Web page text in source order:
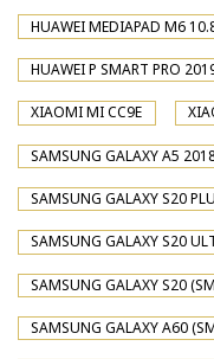
HUAWEI MEDIAPAD M6
HUAWEI P SMART PRO
XIAOMI MI CC9E
SAMSUNG GALAXY A5
SAMSUNG GALAXY S20
SAMSUNG GALAXY S20
SAMSUNG GALAXY S20
SAMSUNG GALAXY A60